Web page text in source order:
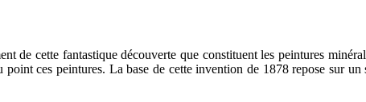
de cette fantastique découverte que constituent les peintures
ces peintures. La base de cette invention de 1878 repose sur